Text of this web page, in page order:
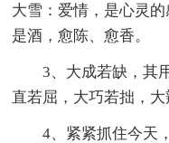
大雪：爱情，是心灵
是酒，愈陈、愈香。
3、大成若缺，其
直若屈，大巧若拙，大
4、紧紧抓住今